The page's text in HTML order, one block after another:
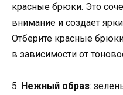
красные брюки. Это
внимание и создает
Отберите красные
в зависимости от
5. Нежный образ: